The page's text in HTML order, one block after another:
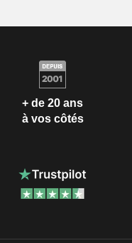
+ de 20 ans
à vos côtés